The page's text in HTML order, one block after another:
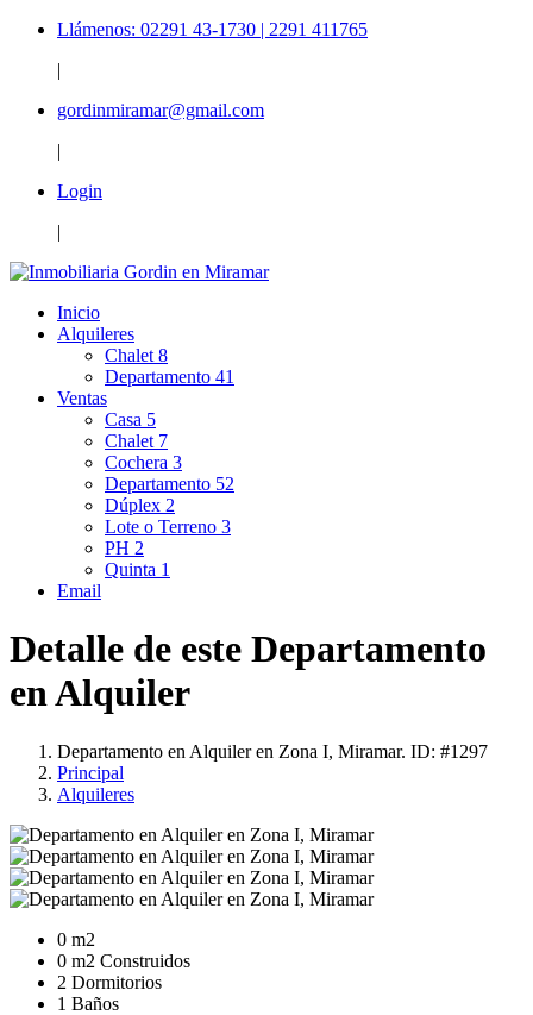
Llámenos: 02291 43-1730 | 2291 411765
|
gordinmiramar@gmail.com
|
Login
|
Inicio
Alquileres
Chalet 8
Departamento 41
Ventas
Casa 5
Chalet 7
Cochera 3
Departamento 52
Dúplex 2
Lote o Terreno 3
PH 2
Quinta 1
Email
Detalle de este Departamento
en Alquiler
Departamento en Alquiler en Zona I, Miramar. ID: #1297
Principal
Alquileres
0 m2
0 m2 Construidos
2 Dormitorios
1 Baños